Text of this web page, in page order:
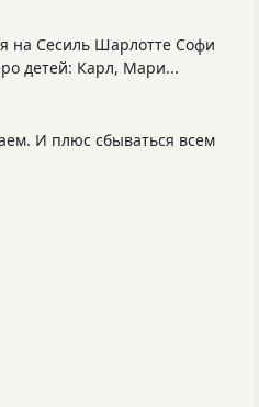
на Сесиль Шарлотте Софи
детей: Карл, Мари...
И плюс сбываться всем